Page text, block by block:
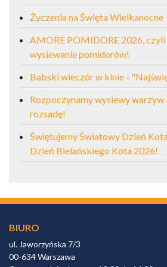
Życzenia na Święta Wielkanocne
AMORE POMIDORE 2026, czyli
wysiewanie pomidorów!
Babski wieczór w kinie -
Rozpoczynamy wysiewy
rozsadę!
Świętujemy Światowy Dzień
Dzień Bielańskiego Kota 2026!
BIURO
ul. Jaworzyńska 7/3
00-634 Warszawa